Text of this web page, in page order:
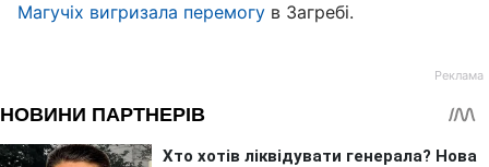
Магучіх вигризала перемогу в Загребі.